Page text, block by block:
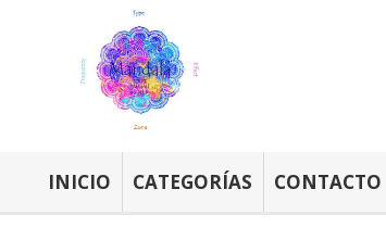
INICIO CATEGORÍAS CONTACTO